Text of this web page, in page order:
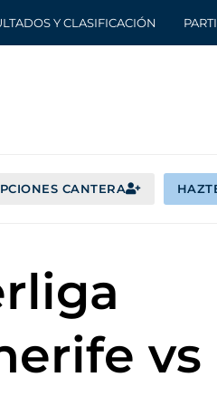
Y CLASIFICACIÓN
CANTERA
vs